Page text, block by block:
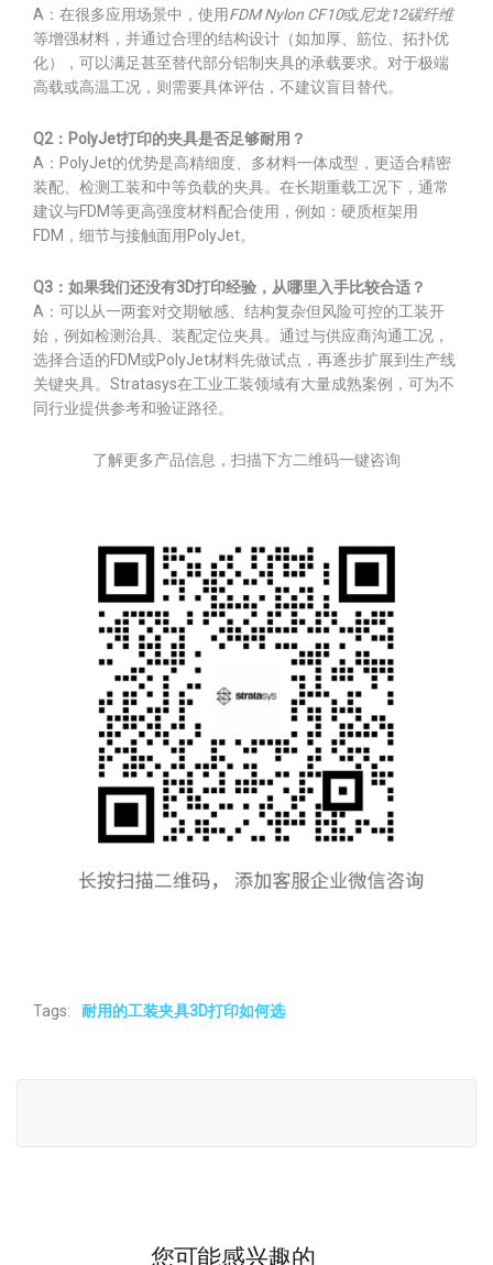
A：在很多应用场景中，使用FDM Nylon CF10或尼龙12碳纤维
等增强材料，并通过合理的结构设计（如加厚、筋位、拓扑优
化），可以满足甚至替代部分铝制夹具的承载要求。对于极端
高载或高温工况，则需要具体评估，不建议盲目替代。
Q2：PolyJet打印的夹具是否足够耐用？
A：PolyJet的优势是高精细度、多材料一体成型，更适合精密
装配、检测工装和中等负载的夹具。在长期重载工况下，通常
建议与FDM等更高强度材料配合使用，例如：硬质框架用
FDM，细节与接触面用PolyJet。
Q3：如果我们还没有3D打印经验，从哪里入手比较合适？
A：可以从一两套对交期敏感、结构复杂但风险可控的工装开
始，例如检测治具、装配定位夹具。通过与供应商沟通工况，
选择合适的FDM或PolyJet材料先做试点，再逐步扩展到生产线
关键夹具。Stratasys在工业工装领域有大量成熟案例，可为不
同行业提供参考和验证路径。
了解更多产品信息，扫描下方二维码一键咨询
Tags: 耐用的工装夹具3D打印如何选
您可能感兴趣的